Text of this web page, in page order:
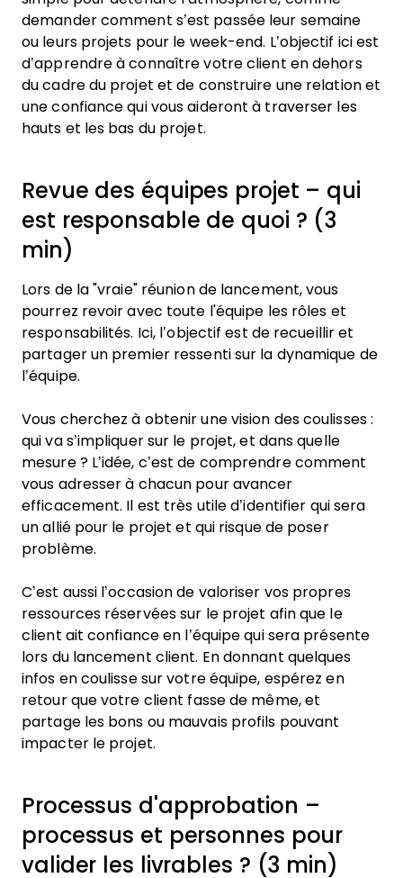
demander comment s’est passée leur semaine
ou leurs projets pour le week-end. L’objectif ici est
d’apprendre à connaître votre client en dehors
du cadre du projet et de construire une relation et
une confiance qui vous aideront à traverser les
hauts et les bas du projet.
Revue des équipes projet – qui
est responsable de quoi ? (3
min)
Lors de la "vraie" réunion de lancement, vous
pourrez revoir avec toute l'équipe les rôles et
responsabilités. Ici, l’objectif est de recueillir et
partager un premier ressenti sur la dynamique de
l’équipe.
Vous cherchez à obtenir une vision des coulisses :
qui va s’impliquer sur le projet, et dans quelle
mesure ? L’idée, c’est de comprendre comment
vous adresser à chacun pour avancer
efficacement. Il est très utile d’identifier qui sera
un allié pour le projet et qui risque de poser
problème.
C’est aussi l’occasion de valoriser vos propres
ressources réservées sur le projet afin que le
client ait confiance en l’équipe qui sera présente
lors du lancement client. En donnant quelques
infos en coulisse sur votre équipe, espérez en
retour que votre client fasse de même, et
partage les bons ou mauvais profils pouvant
impacter le projet.
Processus d'approbation –
processus et personnes pour
valider les livrables ? (3 min)